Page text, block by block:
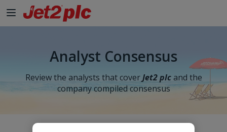
Analyst Consensus
Review the analysts that coverJet2 plcand the
company compiled consensus